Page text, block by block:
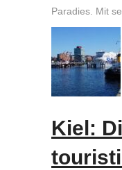
Paradies. Mit
Kiel: